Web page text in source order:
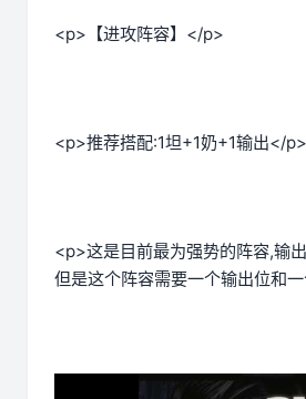
<p>【进攻阵容】</p>
<p>推荐搭配:1坦+1奶+1输出</p>
<p>这是目前最为强势的阵容,输
但是这个阵容需要一个输出位和